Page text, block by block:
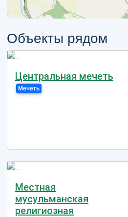
Объекты рядом
Центральная мечеть
Мечеть
Местная
мусульманская
религиозная